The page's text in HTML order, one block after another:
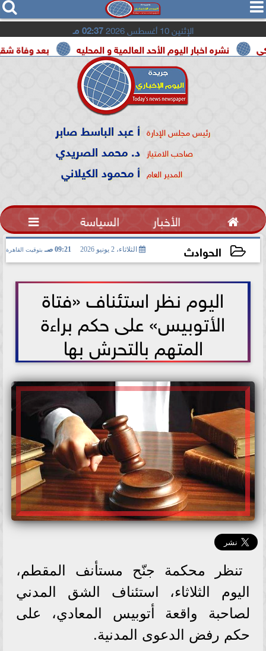
  
الإثنين 10 أغسطس 2026 02:37 مـ
بعد وفاة شقيقه اخبار اليوم الأحد العالمية و المحليه
رئيس مجلس الإدارة أ عبد الباسط صابر
صاحب الامتياز د. محمد الصريدي
المدير العام أ محمود الكيلاني
 الأخبار السياسة 
الحوادث الثلاثاء، 2 يونيو 2026 09:21 صـ بتوقيت القاهرة
اليوم نظر استئناف «فتاة
الأتوبيس» على حكم براءة
المتهم بالتحرش بها
تنظر محكمة جنّح مستأنف المقطم،
اليوم الثلاثاء، استئناف الشق المدني
لصاحبة واقعة أتوبيس المعادي، على
حكم رفض الدعوى المدنية.